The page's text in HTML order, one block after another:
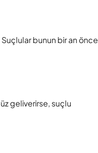
Suçlular bunun bir an önce
geliverirse, suçlu